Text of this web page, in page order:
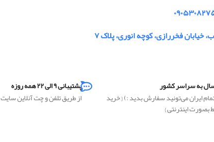
خیابان فخررازی، کوچه انوری، پلاک ۷
به سراسر کشور
ایران می‌تونید سفارش بدید :) { خرید
بصورت اینترنتی }
پشتیبانی ۹ الی ۲۲ همه روزه
از طریق تلفن و چت آنلاین سایت